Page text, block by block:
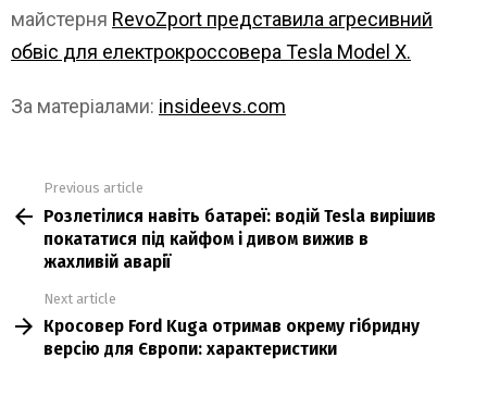
майстерня RevoZport представила агресивний
обвіс для електрокроссовера Tesla Model X.
За матеріалами: insideevs.com
more
Previous article
Розлетілися навіть батареї: водій Tesla вирішив
покататися під кайфом і дивом вижив в
жахливій аварії
Next article
Кросовер Ford Kuga отримав окрему гібридну
версію для Європи: характеристики